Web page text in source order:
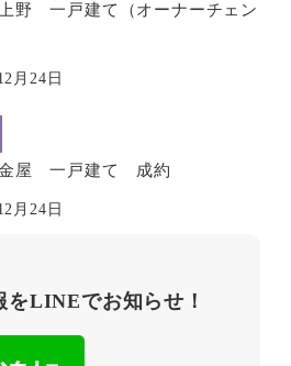
野 一戸建て（オーナーチェン
月24日
金屋 一戸建て 成約
月24日
をLINEでお知らせ！